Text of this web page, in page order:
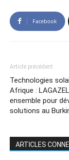
Facebook
Article précédent
Technologies
Afrique :
ensemble pour
solutions au
ARTICLES